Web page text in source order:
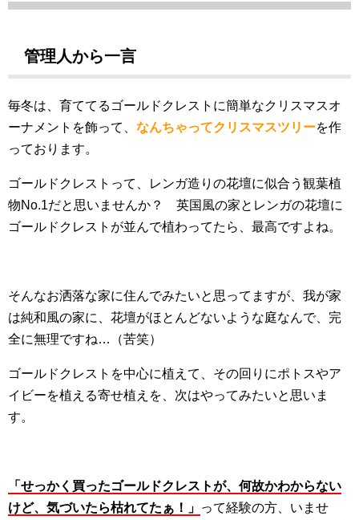
管理人から一言
毎冬は、育ててるゴールドクレストに簡単なクリスマスオ
ーナメントを飾って、 なんちゃってクリスマスツリーを作
っております。
ゴールドクレストって、レンガ造りの花壇に似合う観葉植
物No.1だと思いませんか？ 英国風の家とレンガの花壇に
ゴールドクレストが並んで植わってたら、最高ですよね。
そんなお洒落な家に住んでみたいと思ってますが、我が家
は純和風の家に、花壇がほとんどないような庭なんで、完
全に無理ですね…（苦笑）
ゴールドクレストを中心に植えて、その回りにポトスやア
イビーを植える寄せ植えを、次はやってみたいと思いま
す。
「せっかく買ったゴールドクレストが、何故かわからない
けど、気づいたら枯れてたぁ！」 って経験の方、いませ